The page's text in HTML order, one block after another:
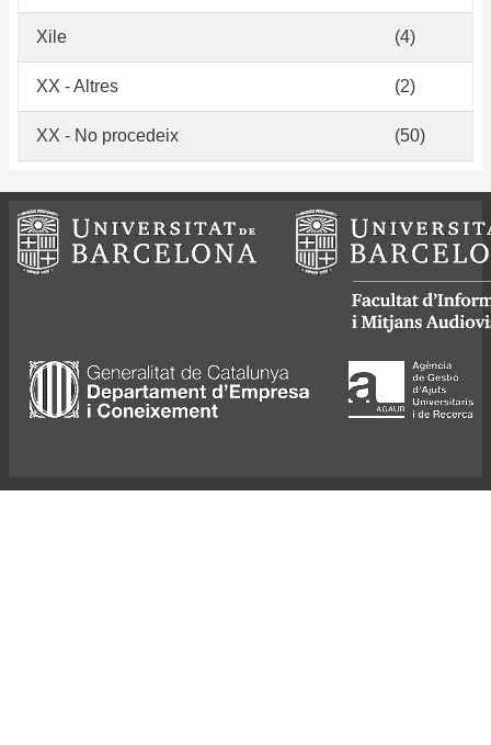
Xile (4)
XX - Altres (2)
XX - No procedeix (50)